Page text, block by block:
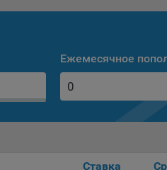
осуществляют
«bankibel.by», для каких
компьютера
Ежемесячное
Ставка